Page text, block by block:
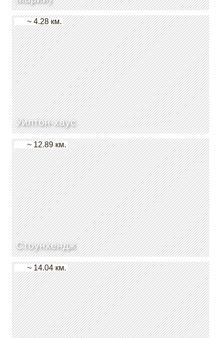
Уилтон-хаус
~ 4.28 км.
Стоунхендж
~ 12.89 км.
~ 14.04 км.